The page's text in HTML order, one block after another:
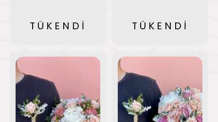
TÜKENDİ TÜKENDİ